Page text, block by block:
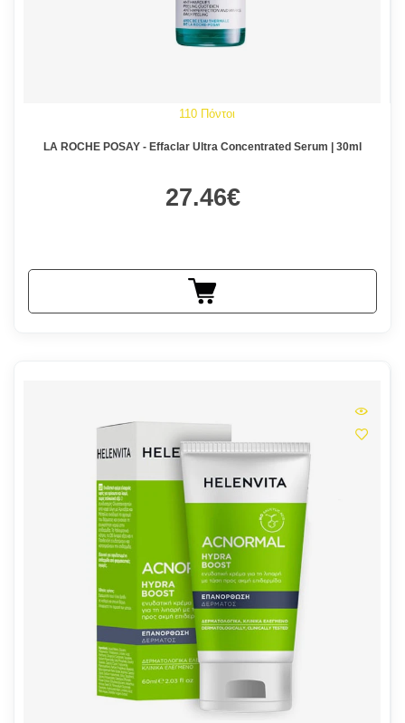
110 Πόντοι
LA ROCHE POSAY - Effaclar Ultra Concentrated Serum | 30ml
27.46€